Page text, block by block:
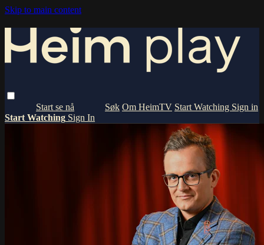
Skip to main content
Om HeimTV Start Watching Sign in
Start Watching Sign In